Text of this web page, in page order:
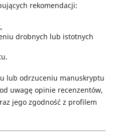
rekomendacji:
drobnych lub istotnych
lub odrzuceniu manuskryptu
uwagę opinie recenzentów,
jego zgodność z profilem